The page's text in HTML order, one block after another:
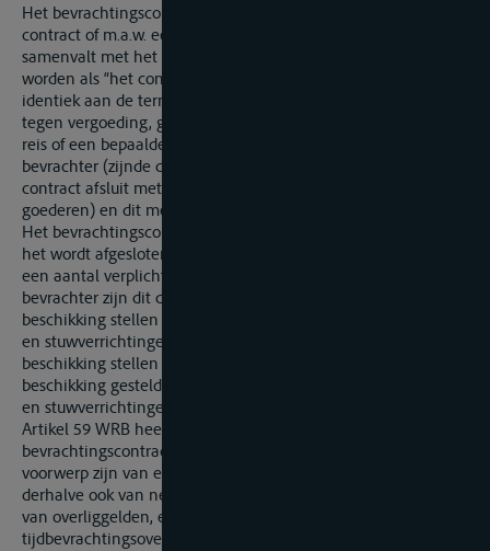
Het bevrachtingscontract voor vervoer is een gemengd
contract of m.a.w. een contract sui generis, dat, niet
samenvalt met het vervoerscontract. Het kan gedefinieerd
worden als “het contract waarbij een vervrachter (term
identiek aan de termen vervoerder of schipper) zijn schip
tegen vergoeding, geheel of gedeeltelijk, voor een bepaalde
reis of een bepaalde tijd, ter beschikking stelt van een
bevrachter (zijnde diegene die met de vervrachter een
contract afsluit met het oog op het vervoer of opslaan van
goederen) en dit met het oog op het vervoer van goederen.
Het bevrachtingscontract is een wederkerig contract, vermits
het wordt afgesloten tussen bevrachter en vervrachter, die elk
een aantal verplichtingen op zich nemen. In hoofde van een
bevrachter zijn dit de betaling van de vrachtprijs, het ter
beschikking stellen van lading en het uitvoeren van laad-, los-
en stuwverrichtingen, en in hoofde van de vervrachter het ter
beschikking stellen van zijn schip, het vervoer van de ter
beschikking gestelde goederen en het toezicht bij laad-, los-
en stuwverrichtingen.
Artikel 59 WRB heeft alle betwisting willen regelen die uit het
bevrachtingscontract voortspruiten, zowel die die het
voorwerp zijn van een hoofdeis als van een tegeneis, en
derhalve ook van nevenvorderingen strekkend tot betaling
van overliggelden, en zulks ook indien een
tijdbevrachtingsovereenkomst werd gesloten.